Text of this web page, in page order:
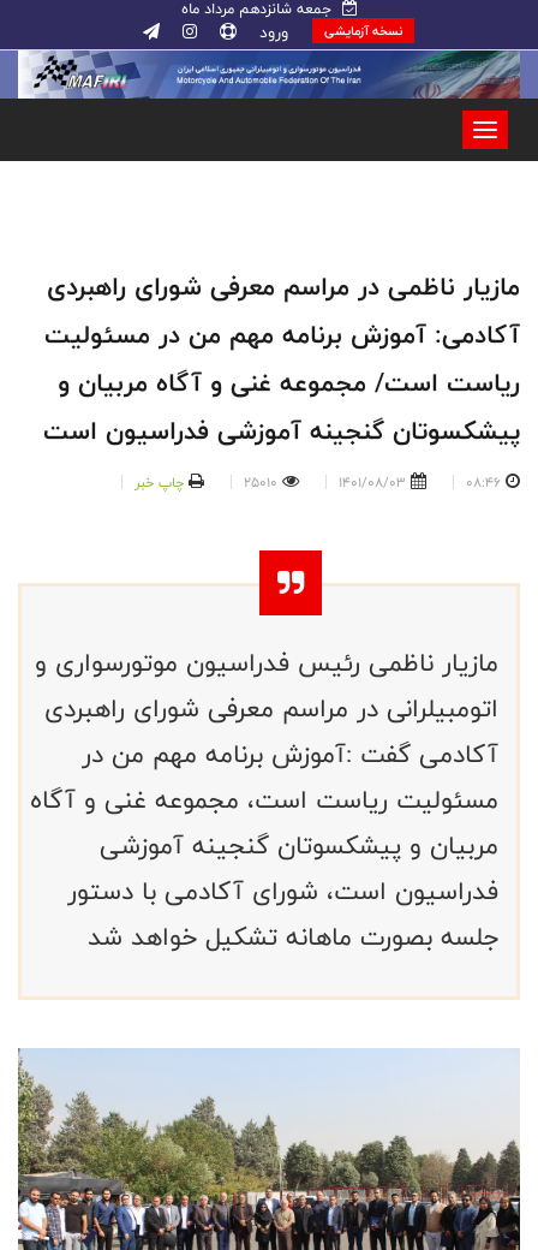
جمعه شانزدهم مرداد ماه
نسخه آزمایشی ورود
مازیار ناظمی در مراسم معرفی شورای راهبردی
آکادمی: آموزش برنامه مهم من در مسئولیت
ریاست است/ مجموعه غنی و آگاه مربیان و
پیشکسوتان گنجینه آموزشی فدراسیون است
08:46
1401/08/03
25010 چاپ خبر
مازیار ناظمی رئیس فدراسیون موتورسواری و
اتومبیلرانی در مراسم معرفی شورای راهبردی
آکادمی گفت :آموزش برنامه مهم من در
مسئولیت ریاست است، مجموعه غنی و آگاه
مربیان و پیشکسوتان گنجینه آموزشی
فدراسیون است، شورای آکادمی با دستور
جلسه بصورت ماهانه تشکیل خواهد شد